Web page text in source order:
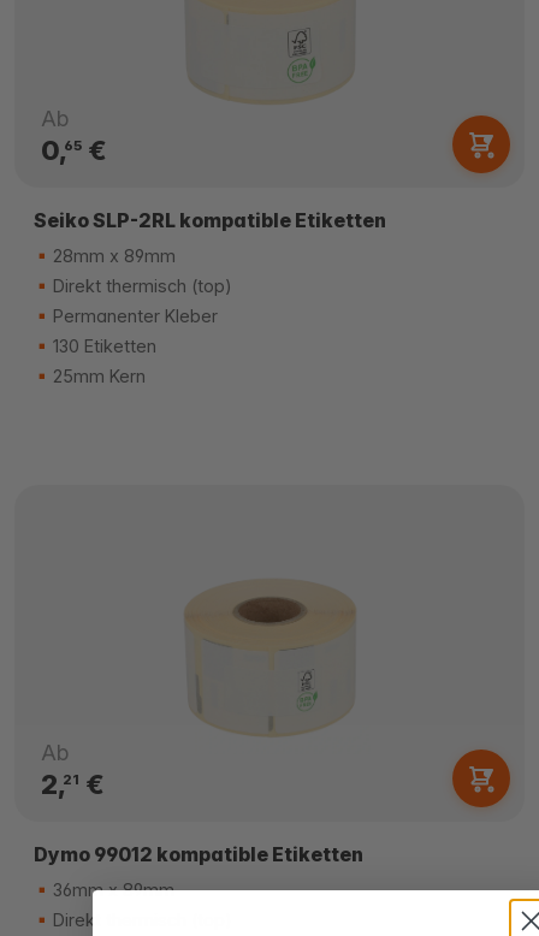
Ab
0,65€
Seiko SLP-2RL kompatible Etiketten
28mm x 89mm
Direkt thermisch (top)
Permanenter Kleber
130 Etiketten
25mm Kern
Ab
2,21 €
Dymo 99012 kompatible Etiketten
36mm x 89mm
Direkt thermisch (top)